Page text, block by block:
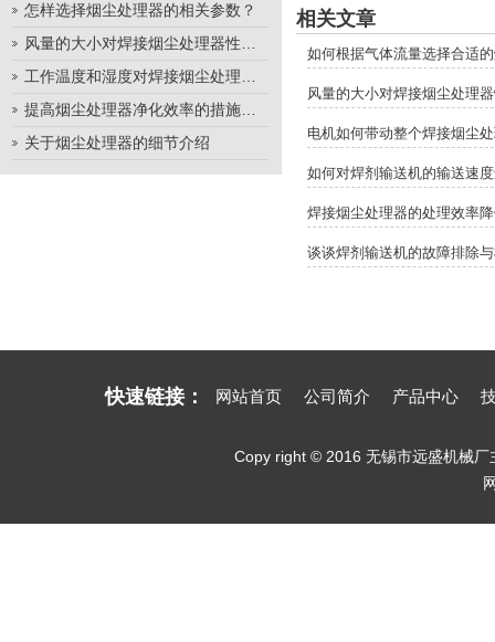
怎样选择烟尘处理器的相关参数？
关于烟尘处理器的细节介绍
相关文章
如何根据气体流量选择合适
风量的大小对焊接烟尘处理
电机如何带动整个焊接烟尘
如何对焊剂输送机的输送速
焊接烟尘处理器的处理效率
谈谈焊剂输送机的故障排除
快速链接： 网站首页 公司简介 产品中心
Copy right © 2016 无锡市远盛机械